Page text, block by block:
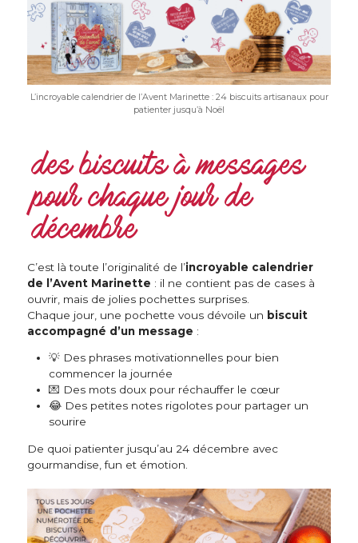
L’incroyable calendrier de l’Avent Marinette : 24 biscuits artisanaux pour
patienter jusqu’à Noël
des biscuits à messages
pour chaque jour de
décembre
C’est là toute l’originalité de l’incroyable calendrier
de l’Avent Marinette : il ne contient pas de cases à
ouvrir, mais de jolies pochettes surprises.
Chaque jour, une pochette vous dévoile un biscuit
accompagné d’un message :
💡 Des phrases motivationnelles pour bien
commencer la journée
💌 Des mots doux pour réchauffer le cœur
😂 Des petites notes rigolotes pour partager un
sourire
De quoi patienter jusqu’au 24 décembre avec
gourmandise, fun et émotion.